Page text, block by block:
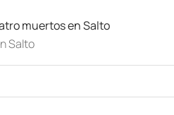
Salto